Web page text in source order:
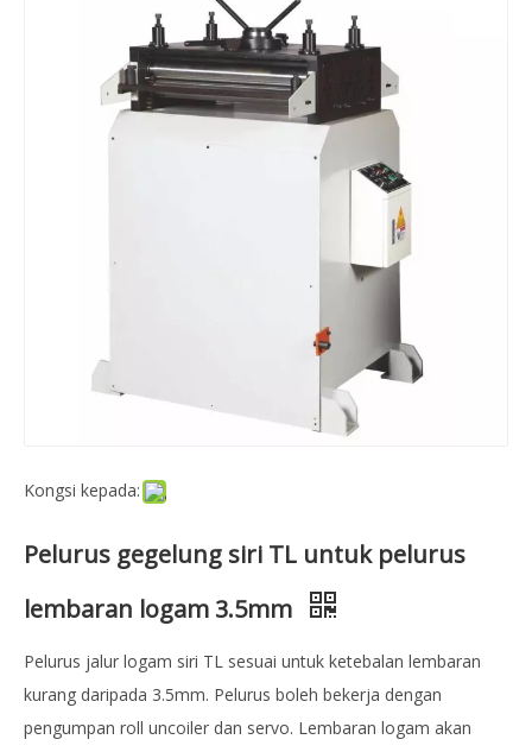
Kongsi kepada:
Pelurus gegelung siri TL untuk pelurus
lembaran logam 3.5mm
Pelurus jalur logam siri TL sesuai untuk ketebalan lembaran
kurang daripada 3.5mm. Pelurus boleh bekerja dengan
pengumpan roll uncoiler dan servo. Lembaran logam akan